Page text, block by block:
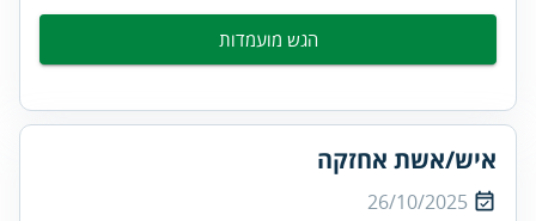
הגש מועמדות
איש/אשת אחזקה
26/10/2025